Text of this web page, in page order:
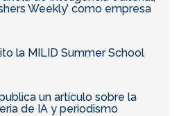
Weekly’ como empresa
la MILID Summer School
un artículo sobre la
de IA y periodismo